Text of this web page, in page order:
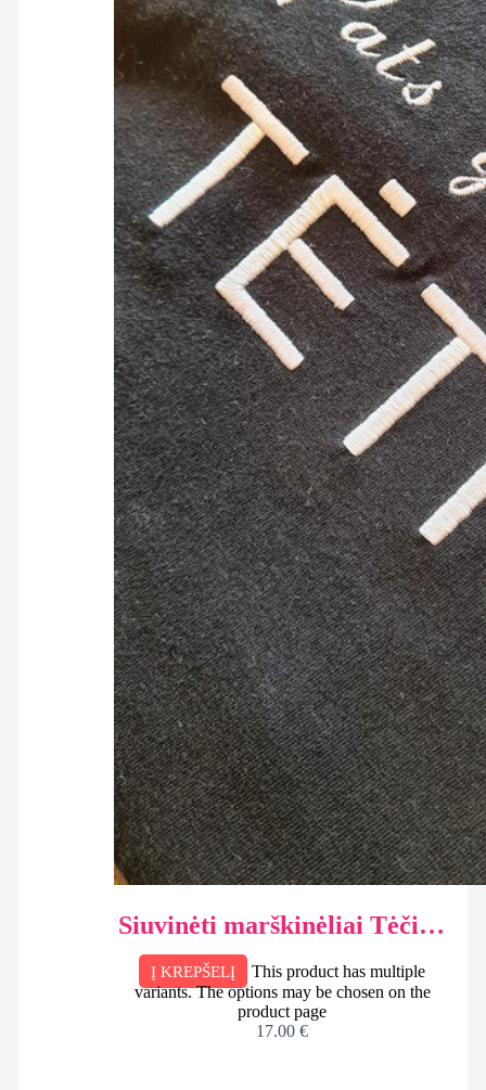
Siuvinėti marškinėliai Tėčiui,
dėžutėje
Į KREPŠELĮ
This product has multiple
variants. The options may be chosen on the
product page
17.00 €